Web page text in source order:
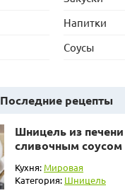
Напитки
Соусы
Последние рецепты
Шницель из
сливочным соусом
Кухня: Мировая
Категория: Шницель